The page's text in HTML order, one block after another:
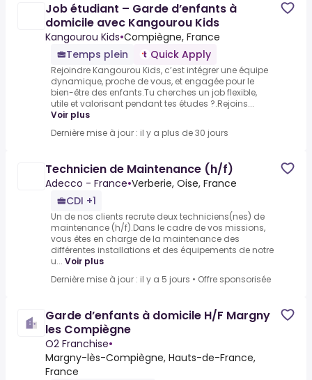
Job étudiant – Garde d’enfants à
domicile avec Kangourou Kids
Kangourou Kids•Compiègne, France
Temps plein
Quick Apply
Rejoindre Kangourou Kids, c’est intégrer une équipe
dynamique, proche de vous, et engagée pour le
bien-être des enfants.Tu cherches un job flexible,
utile et valorisant pendant tes études ?.Rejoins...
Voir plus
Dernière mise à jour : il y a plus de 30 jours
Technicien de Maintenance (h/f)
Adecco - France•Verberie, Oise, France
CDI +1
Un de nos clients recrute deux techniciens(nes) de
maintenance (h/f).Dans le cadre de vos missions,
vous êtes en charge de la maintenance des
différentes installations et des équipements de notre
u... Voir plus
Dernière mise à jour : il y a 5 jours • Offre sponsorisée
Garde d’enfants à domicile H/F Margny
les Compiègne
O2 Franchise•
Margny-lès-Compiègne, Hauts-de-France,
France